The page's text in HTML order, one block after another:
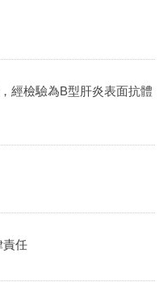
經檢驗為B型肝炎表面抗體
責任